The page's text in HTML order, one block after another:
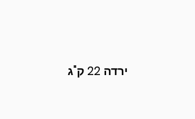
ירדה 22 ק"ג